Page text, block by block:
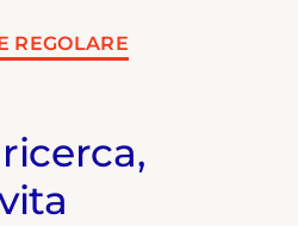
REGOLARE